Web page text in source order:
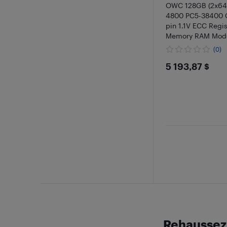
OWC 128GB
4800 PC5-38400
pin 1.1V ECC
Memory RAM
Kit Compatible(0)
$5193.87
5 193,87 $